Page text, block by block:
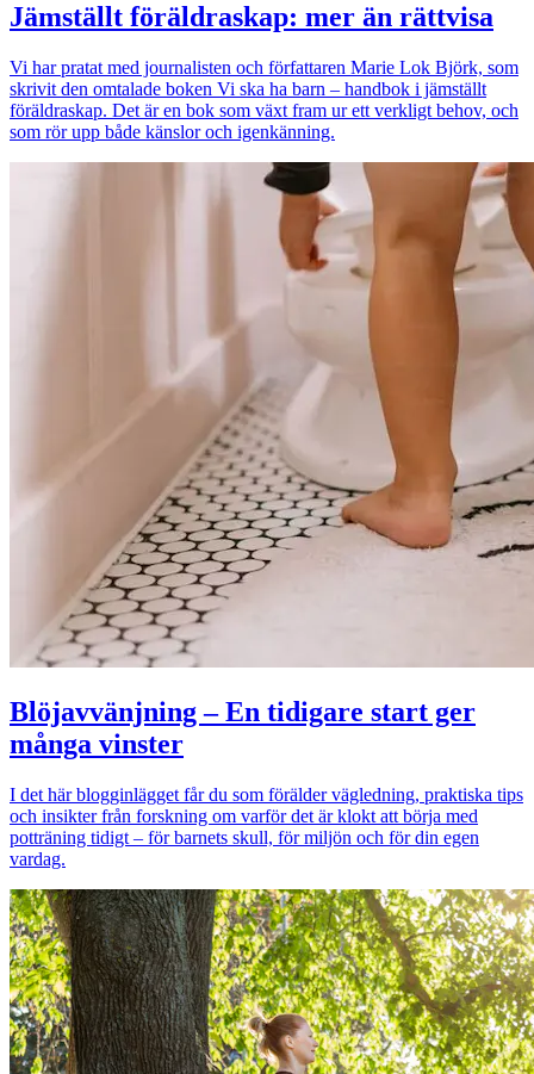
Jämställt föräldraskap: mer än rättvisa
Vi har pratat med journalisten och författaren Marie Lok Björk, som
skrivit den omtalade boken Vi ska ha barn – handbok i jämställt
föräldraskap. Det är en bok som växt fram ur ett verkligt behov, och
som rör upp både känslor och igenkänning.
Blöjavvänjning – En tidigare start ger
många vinster
I det här blogginlägget får du som förälder vägledning, praktiska tips
och insikter från forskning om varför det är klokt att börja med
potträning tidigt – för barnets skull, för miljön och för din egen
vardag.